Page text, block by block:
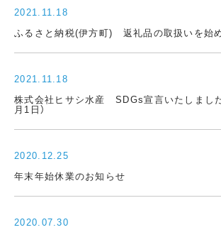
2021.11.18
ふるさと納税(伊方町) 返礼品の取扱いを始め
2021.11.18
株式会社ヒサシ水産 SDGs宣言いたしまし
月1日）
2020.12.25
年末年始休業のお知らせ
2020.07.30